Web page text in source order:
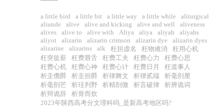
a little bird a little bit a little way a little while
aliturgical
aliunde
alive alive and kicking alive and well
aliveness
alives
alive to alive with Aliya aliya aliyah
aliyahs
aliyot
alizarin alizarin crimson alizarin dye
alizarin dyes
alizarine
alizarins alk 枉担虚名 枉物难消
枉用心机
枉突徙薪
枉费唇舌 枉费工夫 枉费心力
枉费心思
枉费心机
枉费心神 枉费心计 枉费日月
枉道事人
析圭儋爵
析圭担爵 析律舞文 析律贰端
析毫剖厘
析毫剖芒
析珪判野 析精剖微 析言破律
析辨诡词
析辩诡辞
析骨而炊
2023年陕西高考分文理科吗_是新高考地区吗?